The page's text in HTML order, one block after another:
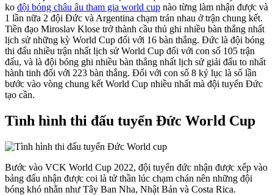
ko đội bóng châu âu tham gia world cup nào từng làm nhận được và
1 lần nữa 2 đội Đức và Argentina chạm trán nhau ở trận chung kết.
Tiền đạo Miroslav Klose trở thành cầu thủ ghi nhiều bàn thắng nhất
lịch sử những kỳ World Cup đối với 16 bàn thắng. Đức là đội bóng
thi đấu nhiều trận nhất lịch sử World Cup đối với con số 105 trận
đấu, và là đội bóng ghi nhiều bàn thắng nhất lịch sử giải đấu to nhất
hành tinh đối với 223 bàn thắng. Đối với con số 8 kỷ lục là số lần
bước vào vòng chung kết World Cup nhiều nhất mà đội tuyển Đức
tạo cần.
Tình hình thi đấu tuyển Đức World Cup
Bước vào VCK World Cup 2022, đội tuyển đức nhận được xếp vào
bảng đấu nhận được coi là tử thần lúc chạm chán nên những đội
bóng khó nhằn như Tây Ban Nha, Nhật Bản và Costa Rica.